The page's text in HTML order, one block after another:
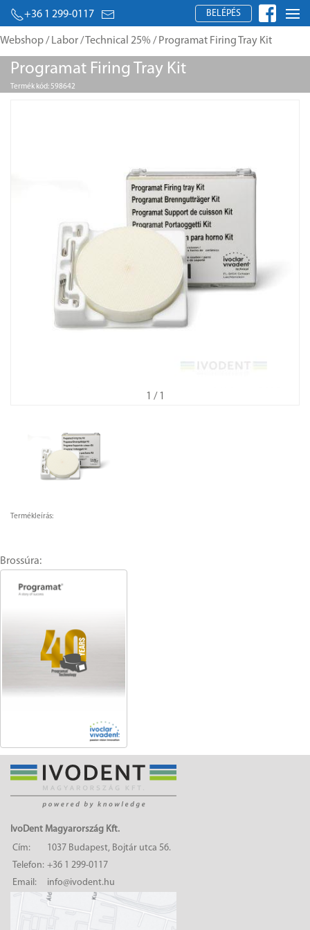
+36 1 299-0117 BELÉPÉS
Webshop/ Labor/Technical 25% / Programat Firing Tray Kit
Programat Firing Tray Kit
Termék kód: 598642
1 / 1
Termékleírás:
Brossúra:
IvoDent Magyarország Kft.
Cím:
1037 Budapest, Bojtár utca 56.
Telefon: +36 1 299-0117
Email:
info@ivodent.hu